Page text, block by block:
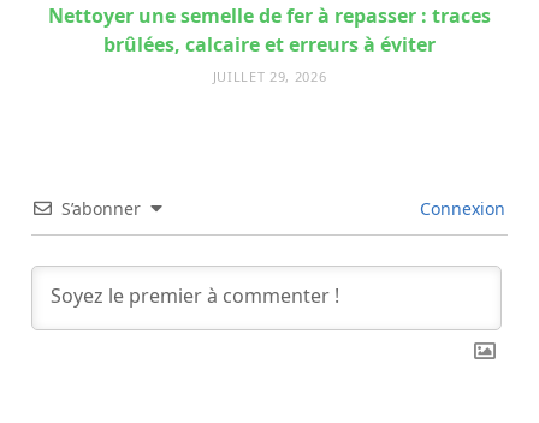
Nettoyer une semelle de fer à repasser : traces
brûlées, calcaire et erreurs à éviter
JUILLET 29, 2026
S’abonner Connexion